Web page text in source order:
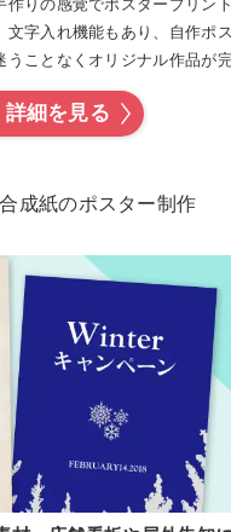
作りの感覚でポスタープリン
文字入れ機能もあり、自作ポ
うことなくオリジナル作品が完
詳細を見る
成紙のポスター制作